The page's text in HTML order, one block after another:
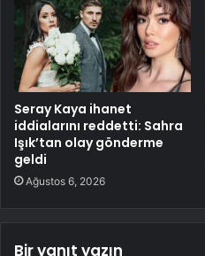
Seray Kaya ihanet
iddialarını reddetti: Sahra
Işık’tan olay gönderme
geldi
Ağustos 6, 2026
Bir yanıt yazın